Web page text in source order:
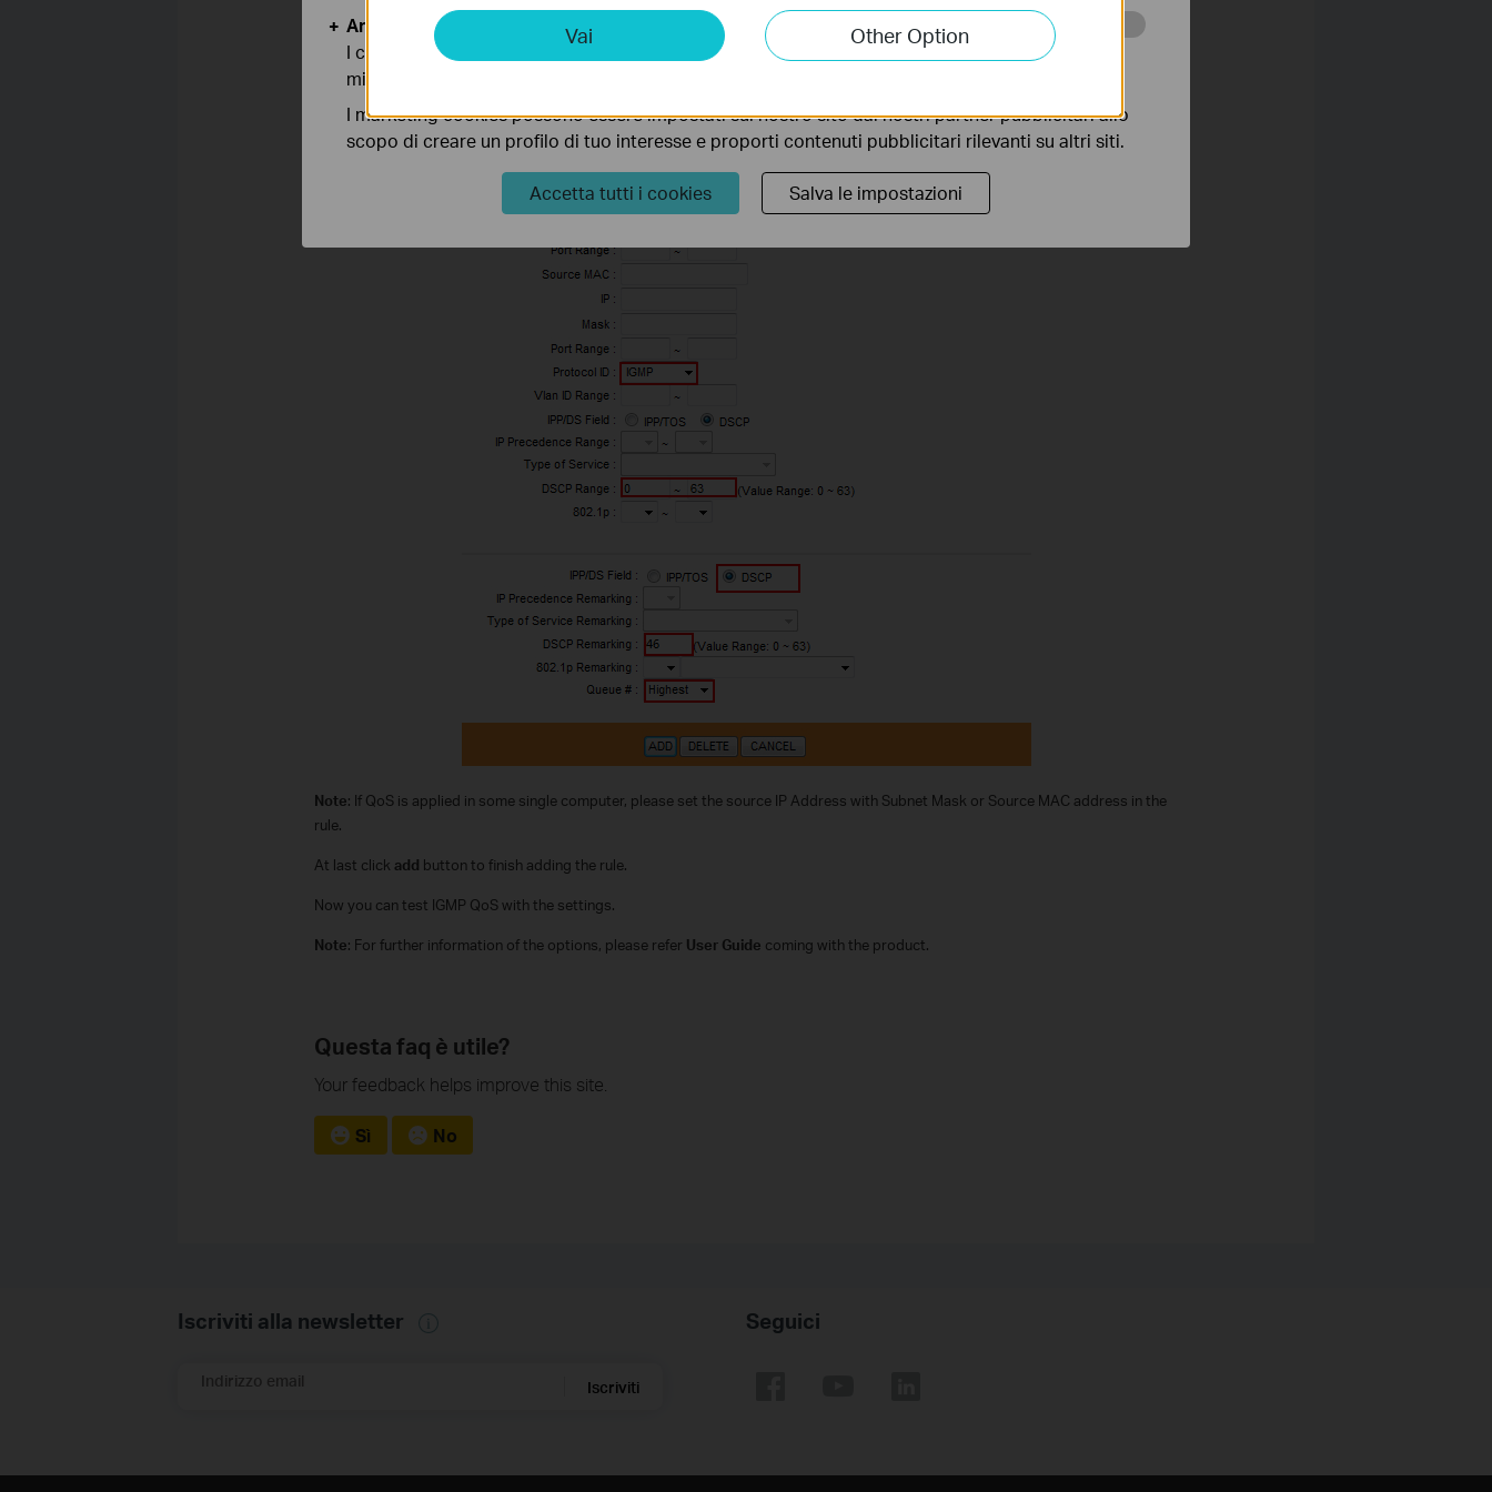
Note: If QoS is applied in some single computer, please set the source IP Address with Subnet Mask or Source MAC address in the
rule.
At last click add button to finish adding the rule.
Now you can test IGMP QoS with the settings.
Note: For further information of the options, please refer User Guide coming with the product.
Questa faq è utile?
Your feedback helps improve this site.
Sì No
Iscriviti alla newsletter
Indirizzo email Iscriviti
Seguici
Vai Other Option
Analytics e Marketing Cookies
I cookies analitici ci permettono di analizzare le tue attività sul nostro sito allo scopo di
migliorarne le funzionalità.
I marketing cookies possono essere impostati sul nostro sito dai nostri partner pubblicitari allo
scopo di creare un profilo di tuo interesse e proporti contenuti pubblicitari rilevanti su altri siti.
Accetta tutti i cookies Salva le impostazioni